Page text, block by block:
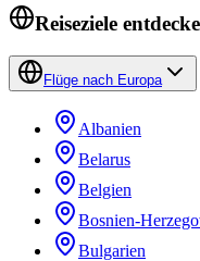
Reiseziele
Flüge nach Europa
Albanien
Belarus
Belgien
Bosnien-
Bulgarien